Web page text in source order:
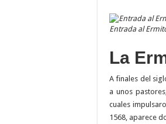
Entrada al
La
A finales del
a unos
cuales
1568, aparece